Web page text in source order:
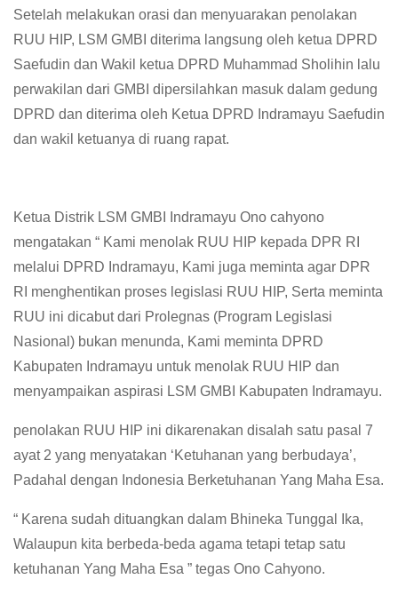
Setelah melakukan orasi dan menyuarakan penolakan
RUU HIP, LSM GMBI diterima langsung oleh ketua DPRD
Saefudin dan Wakil ketua DPRD Muhammad Sholihin lalu
perwakilan dari GMBI dipersilahkan masuk dalam gedung
DPRD dan diterima oleh Ketua DPRD Indramayu Saefudin
dan wakil ketuanya di ruang rapat.
Ketua Distrik LSM GMBI Indramayu Ono cahyono
mengatakan “ Kami menolak RUU HIP kepada DPR RI
melalui DPRD Indramayu, Kami juga meminta agar DPR
RI menghentikan proses legislasi RUU HIP, Serta meminta
RUU ini dicabut dari Prolegnas (Program Legislasi
Nasional) bukan menunda, Kami meminta DPRD
Kabupaten Indramayu untuk menolak RUU HIP dan
menyampaikan aspirasi LSM GMBI Kabupaten Indramayu.
penolakan RUU HIP ini dikarenakan disalah satu pasal 7
ayat 2 yang menyatakan ‘Ketuhanan yang berbudaya’,
Padahal dengan Indonesia Berketuhanan Yang Maha Esa.
“ Karena sudah dituangkan dalam Bhineka Tunggal Ika,
Walaupun kita berbeda-beda agama tetapi tetap satu
ketuhanan Yang Maha Esa ” tegas Ono Cahyono.